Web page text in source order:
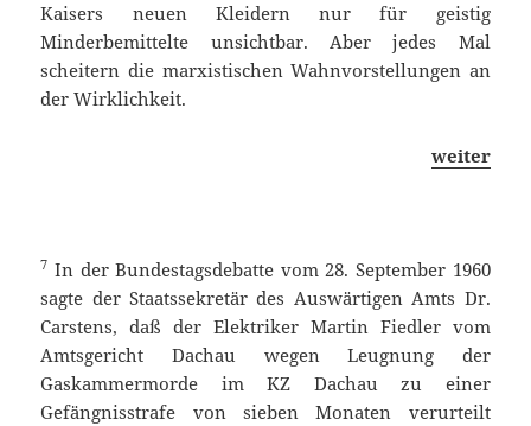
Kaisers neuen Kleidern nur für geistig
Minderbemittelte unsichtbar. Aber jedes Mal
scheitern die marxistischen Wahnvorstellungen an
der Wirklichkeit.
weiter
7 In der Bundestagsdebatte vom 28. September 1960
sagte der Staatssekretär des Auswärtigen Amts Dr.
Carstens, daß der Elektriker Martin Fiedler vom
Amtsgericht Dachau wegen Leugnung der
Gaskammermorde im KZ Dachau zu einer
Gefängnisstrafe von sieben Monaten verurteilt